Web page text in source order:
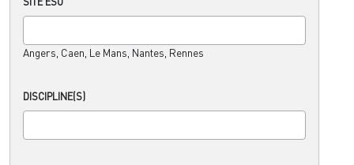
Angers, Caen, Le Mans, Nantes, Rennes
DISCIPLINE(S)